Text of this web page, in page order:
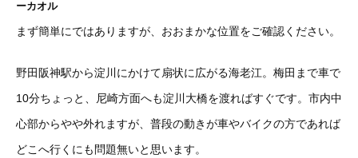
ーカオル
まず簡単にではありますが、おおまかな位置をご確認ください。
野田阪神駅から淀川にかけて扇状に広がる海老江。梅田まで車で
10分ちょっと、尼崎方面へも淀川大橋を渡ればすぐです。市内中
心部からやや外れますが、普段の動きが車やバイクの方であれば
どこへ行くにも問題無いと思います。